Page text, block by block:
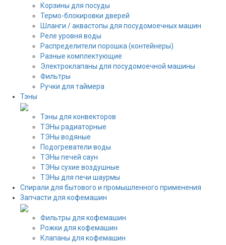
Корзины для посуды
Термо-блокировки дверей
Шланги / аквастопы для посудомоечных машин
Реле уровня воды
Распределители порошка (контейнеры)
Разные комплектующие
Электроклапаны для посудомоечной машины
Фильтры
Ручки для таймера
Тэны
Тэны для конвекторов
ТЭНы радиаторные
ТЭНы водяные
Подогреватели воды
ТЭНы печей саун
ТЭНы сухие воздушные
ТЭНы для печи шаурмы
Спирали для бытового и промышленного применения
Запчасти для кофемашин
Фильтры для кофемашин
Рожки для кофемашин
Клапаны для кофемашин